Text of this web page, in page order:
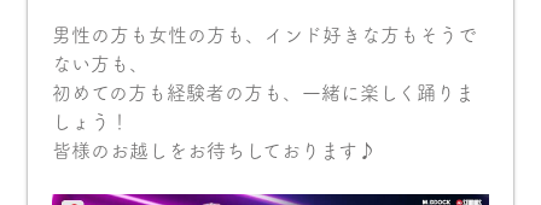
男性の方も女性の方も、インド好きな方もそうで
ない方も、
初めての方も経験者の方も、一緒に楽しく踊りま
しょう！
皆様のお越しをお待ちしております♪